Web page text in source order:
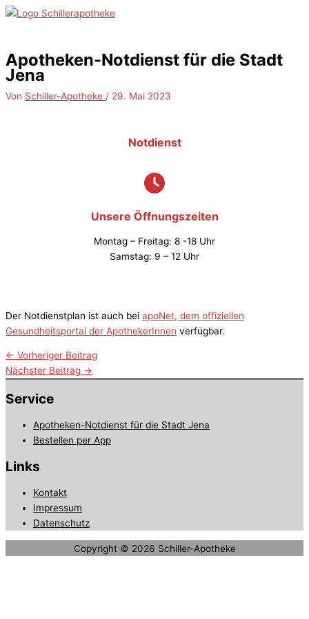
Zum
Apotheken-Notdienst für die Stadt
Jena
Von Schiller-Apotheke / 29. Mai 2023
Notdienst
Unsere Öffnungszeiten
Montag – Freitag: 8 -18 Uhr
Samstag: 9 – 12 Uhr
Der Notdienstplan ist auch bei apoNet, dem offiziellen
Gesundheitsportal der ApothekerInnen verfügbar.
← Vorheriger Beitrag
Nächster Beitrag →
Service
Apotheken-Notdienst für die Stadt Jena
Bestellen per App
Links
Kontakt
Impressum
Datenschutz
Copyright © 2026 Schiller-Apotheke